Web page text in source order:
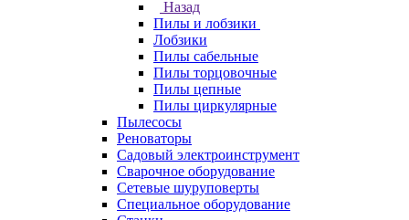
Назад
Пилы и лобзики
Лобзики
Пилы сабельные
Пилы торцовочные
Пилы цепные
Пилы циркулярные
Пылесосы
Реноваторы
Садовый электроинструмент
Сварочное оборудование
Сетевые шуруповерты
Специальное оборудование